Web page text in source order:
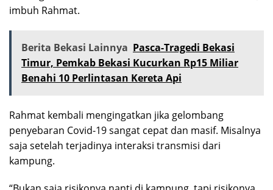
imbuh Rahmat.
Berita Bekasi Lainnya Pasca-Tragedi Bekasi
Timur, Pemkab Bekasi Kucurkan Rp15 Miliar
Benahi 10 Perlintasan Kereta Api
Rahmat kembali mengingatkan jika gelombang
penyebaran Covid-19 sangat cepat dan masif. Misalnya
saja setelah terjadinya interaksi transmisi dari
kampung.